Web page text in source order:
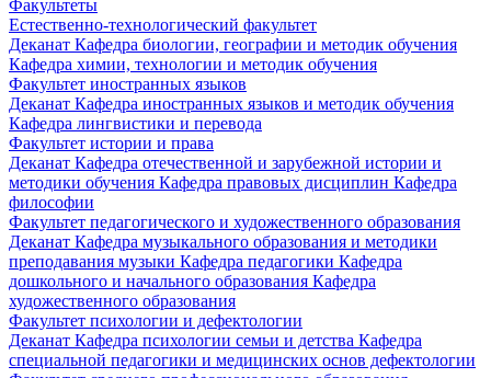
Факультеты
Естественно-технологический факультет
Деканат Кафедра биологии, географии и методик обучения
Кафедра химии, технологии и методик обучения
Факультет иностранных языков
Деканат Кафедра иностранных языков и методик обучения
Кафедра лингвистики и перевода
Факультет истории и права
Деканат Кафедра отечественной и зарубежной истории и
методики обучения Кафедра правовых дисциплин Кафедра
философии
Факультет педагогического и художественного образования
Деканат Кафедра музыкального образования и методики
преподавания музыки Кафедра педагогики Кафедра
дошкольного и начального образования Кафедра
художественного образования
Факультет психологии и дефектологии
Деканат Кафедра психологии семьи и детства Кафедра
специальной педагогики и медицинских основ дефектологии